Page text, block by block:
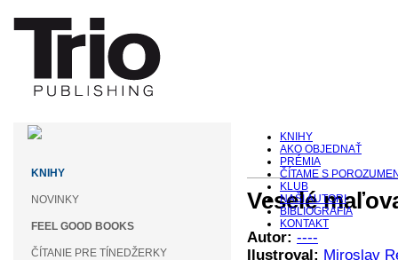
KNIHY
NOVINKY
FEEL GOOD BOOKS
ČÍTANIE PRE TÍNEDŽERKY
KNIHY
AKO OBJEDNAŤ
PRÉMIA
ČÍTAME S
KLUB
NAŠI AUTORI
BIBLIOGRAFIA
KONTAKT
Veselé
Autor: ----
Ilustroval: Miroslav